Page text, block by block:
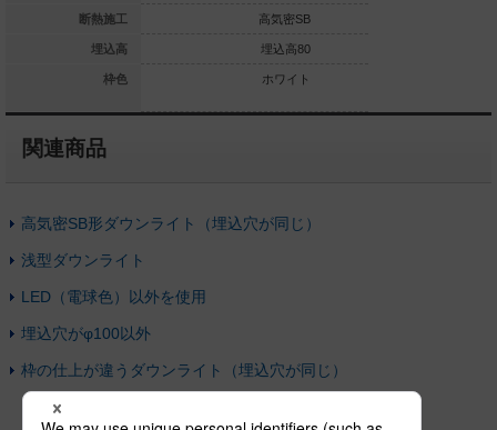
断熱施工
埋込高
枠色
高気密SB 高気密SB
埋込高80
ホワイト
関連商品
高気密SB形ダウンライト（埋込穴が同じ）
浅型ダウンライト
LED（電球色）以外を使用
埋込穴がφ100以外
枠の仕上が違うダウンライト（埋込穴が同じ）